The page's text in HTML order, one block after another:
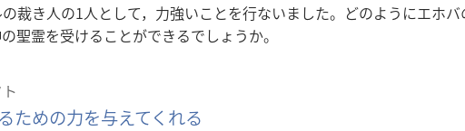
裁き人の1人として，力強いことを行ないました。どのようにエホバ
聖霊を受けることができるでしょうか。
ための力を与えてくれる